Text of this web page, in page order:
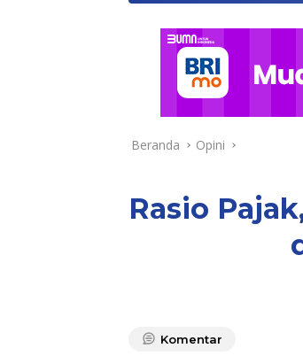
Beranda Opini
Rasio
Komentar